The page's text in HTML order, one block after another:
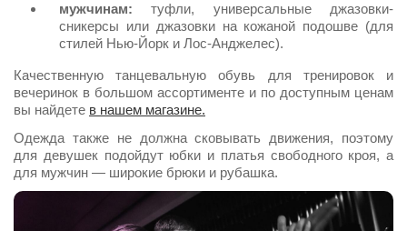
мужчинам: туфли, универсальные джазовки-
сникерсы или джазовки на кожаной подошве (для
стилей Нью-Йорк и Лос-Анджелес).
Качественную танцевальную обувь для тренировок и
вечеринок в большом ассортименте и по доступным ценам
вы найдете в нашем магазине.
Одежда также не должна сковывать движения, поэтому
для девушек подойдут юбки и платья свободного кроя, а
для мужчин — широкие брюки и рубашка.